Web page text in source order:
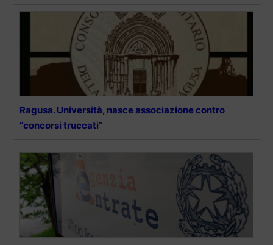
Ragusa. Università, nasce associazione contro
“concorsi truccati”